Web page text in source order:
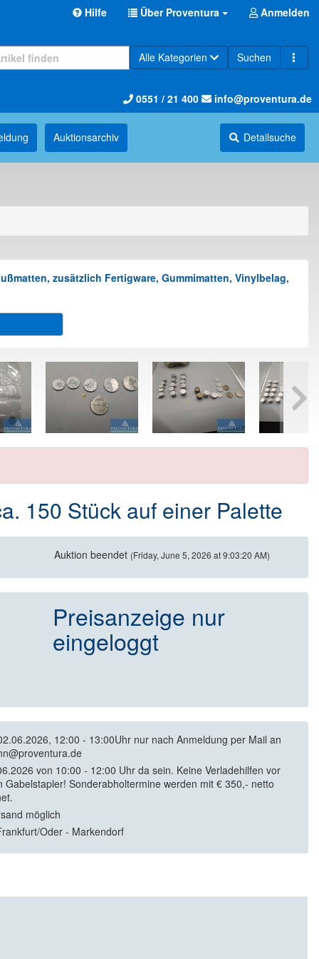
Hilfe Über Proventura Anmelden
Alle Kategorien Suchen
0551 / 21 400 info@proventura.de
Auktions­archiv Detailsuche
zusätzlich Fertigware, Gummimatten, Vinylbelag,
150 Stück auf einer Palette
Auktion beendet (Friday, June 5, 2026 at 9:03:20 AM)
Preisanzeige nur
eingeloggt
12:00 - 13:00Uhr nur nach Anmeldung per Mail an
von 10:00 - 12:00 Uhr da sein. Keine Verladehilfen vor
Gabelstapler! Sonderabholtermine werden mit € 350,- netto
möglich
Oder - Markendorf